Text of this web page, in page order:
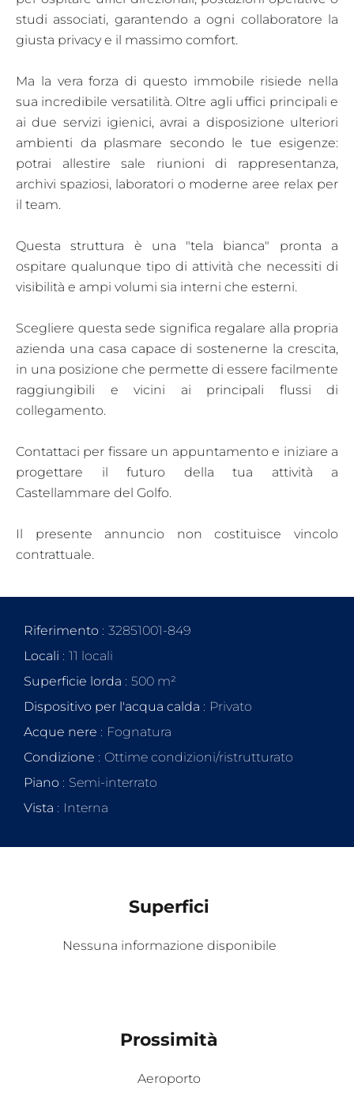
studi associati, garantendo a ogni collaboratore la
giusta privacy e il massimo comfort.
Ma la vera forza di questo immobile risiede nella
sua incredibile versatilità. Oltre agli uffici principali e
ai due servizi igienici, avrai a disposizione ulteriori
ambienti da plasmare secondo le tue esigenze:
potrai allestire sale riunioni di rappresentanza,
archivi spaziosi, laboratori o moderne aree relax per
il team.
Questa struttura è una "tela bianca" pronta a
ospitare qualunque tipo di attività che necessiti di
visibilità e ampi volumi sia interni che esterni.
Scegliere questa sede significa regalare alla propria
azienda una casa capace di sostenerne la crescita,
in una posizione che permette di essere facilmente
raggiungibili e vicini ai principali flussi di
collegamento.
Contattaci per fissare un appuntamento e iniziare a
progettare il futuro della tua attività a
Castellammare del Golfo.
Il presente annuncio non costituisce vincolo
contrattuale.
Riferimento
32851001-849
Locali
11 locali
Superficie lorda
500 m²
Dispositivo per l'acqua calda
Privato
Acque nere
Fognatura
Condizione
Ottime condizioni/ristrutturato
Piano
Semi-interrato
Vista
Interna
Superfici
Nessuna informazione disponibile
Prossimità
Aeroporto